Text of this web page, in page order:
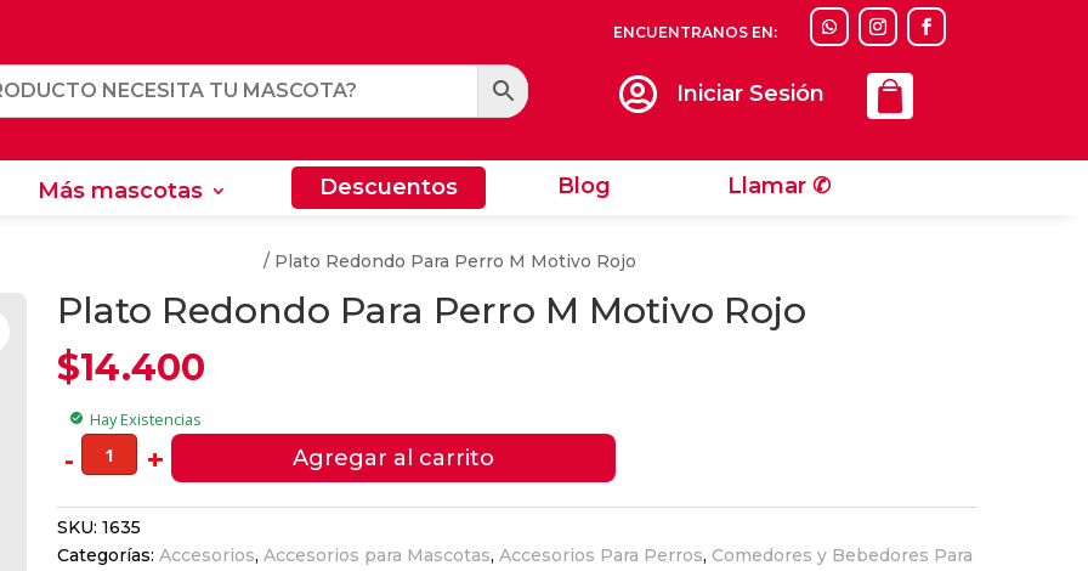
ENCUENTRANOS EN:
 Iniciar Sesión
Más mascotas Descuentos Blog Llamar ✆
Llamar ✆
/ Plato Redondo Para Perro M Motivo Rojo
Plato Redondo Para Perro M Motivo Rojo
$14.400
check_circle Hay Existencias
- Plato
Redondo
Para
Perro
M
+ Agregar al carrito
SKU: 1635
Categorías: Accesorios, Accesorios para Mascotas, Accesorios Para Perros, Comedores y Bebedores Para